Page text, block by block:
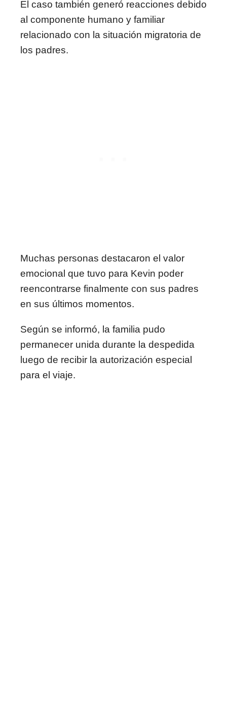
El caso también generó reacciones debido
al componente humano y familiar
relacionado con la situación migratoria de
los padres.
Muchas personas destacaron el valor
emocional que tuvo para Kevin poder
reencontrarse finalmente con sus padres
en sus últimos momentos.
Según se informó, la familia pudo
permanecer unida durante la despedida
luego de recibir la autorización especial
para el viaje.